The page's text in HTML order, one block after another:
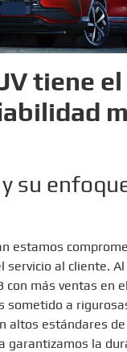
tiene
su
estamos
servicio al cliente.
con más ventas en
sometido a
altos estándares
garantizamos la